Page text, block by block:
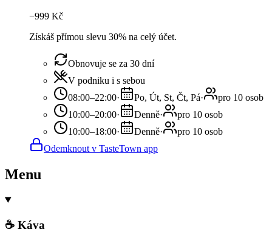
−999 Kč
Získáš přímou slevu 30% na celý účet.
Obnovuje se za 30 dní
V podniku i s sebou
08:00–22:00· Po, Út, St, Čt, Pá·
pro 10 osob
10:00–20:00· Denně·
pro 10 osob
10:00–18:00· Denně·
pro 10 osob
Odemknout v TasteTown app
Menu
☕ Káva